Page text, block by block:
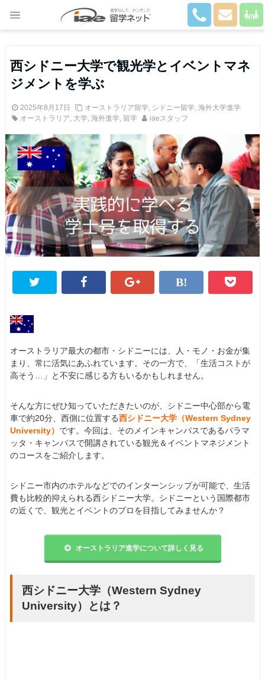
西シドニー大学で観光学とイベントマネ
ジメントを学ぶ
2025年8月17日 オーストラリア留学, シドニー留学, 海外大学進学
オーストラリア, 大学, 海外進学, 留学 iaeスタッフ
オーストラリア最大の都市・シドニーには、人・モノ・お金が集
まり、常に活気にあふれています。その一方で、「生活コストが
高そう…」と不安に感じる方もいるかもしれません。
そんな方にぜひ知っていただきたいのが、シドニー中心部から電
車で約20分、西側に位置する西シドニー大学（Western Sydney
University） です。今回は、そのメインキャンパスであるパラマ
ッタ・キャンパスで開講されている観光＆イベントマネジメント
のコースをご紹介します。
シドニー市内のホテルなどでのインターンシップが可能で、生活
費も比較的抑えられる西シドニー大学。シドニーという国際都市
の近くで、観光とイベントのプロを目指してみませんか？
オーストラリア進学について詳しく見る
西シドニー大学（Western Sydney
University）とは？